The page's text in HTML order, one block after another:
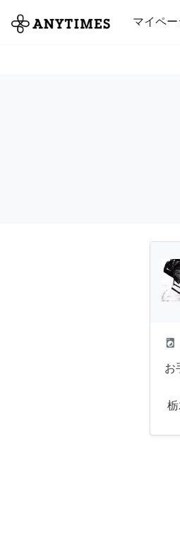
マイペー
全て 修理・
local_laundry_service
お